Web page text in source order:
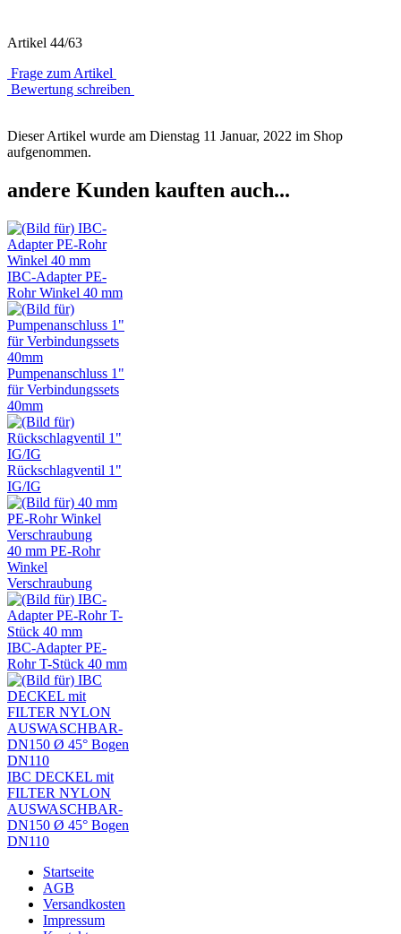
Artikel 44/63
Frage zum Artikel
Bewertung schreiben
Dieser Artikel wurde am Dienstag 11 Januar, 2022 im Shop
aufgenommen.
andere Kunden kauften auch...
IBC-Adapter PE-
Rohr Winkel 40 mm
Pumpenanschluss 1"
für Verbindungssets
40mm
Rückschlagventil 1"
IG/IG
40 mm PE-Rohr
Winkel
Verschraubung
IBC-Adapter PE-
Rohr T-Stück 40 mm
IBC DECKEL mit
FILTER NYLON
AUSWASCHBAR-
DN150 Ø 45° Bogen
DN110
Startseite
AGB
Versandkosten
Impressum